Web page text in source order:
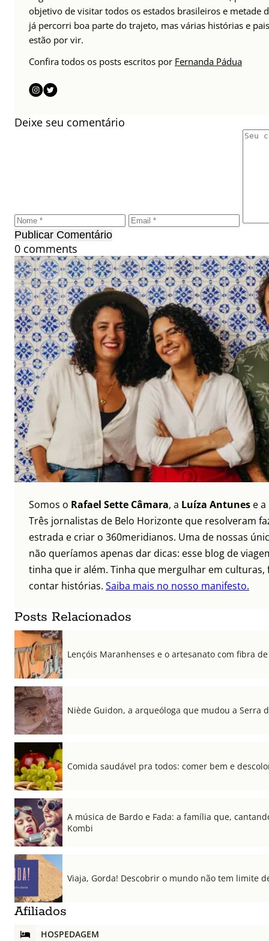
objetivo de visitar todos os estados brasileiros e metade
já percorri boa parte do trajeto, mas várias histórias e
estão por vir.
Confira todos os posts escritos por Fernanda Pádua
Deixe seu comentário
Publicar Comentário
0 comments
Somos o Rafael Sette Câmara, a Luíza Antunes e a
Três jornalistas de Belo Horizonte que resolveram
estrada e criar o 360meridianos. Uma de nossas
não queríamos apenas dar dicas: esse blog de
tinha que ir além. Tinha que mergulhar em culturas,
contar histórias. Saiba mais no nosso manifesto.
Posts Relacionados
Lençóis Maranhenses e o artesanato com fibra
Niède Guidon, a arqueóloga que mudou a Serra
Comida saudável pra todos: comer bem e
A música de Bardo e Fada: a família que,
Kombi
Viaja, Gorda! Descobrir o mundo não tem limite
Afiliados
HOSPEDAGEM